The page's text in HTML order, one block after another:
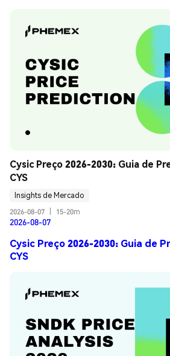
Cysic Preço 2026-2030: Guia de
CYS
Insights de Mercado
2026-08-07
15-20m
2026-08-07
Cysic Preço 2026-2030: Guia de
CYS